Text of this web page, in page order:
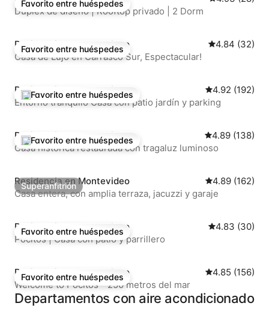
Favorito entre huéspedes
Favorito entre huéspedes
Dúplex de diseño | Rooftop privado | 2 Dorm
Favorito entre huéspedes
Favorito entre huéspedes
Residencia en Montevideo Calificación
4.84 (32)
Casa de Lujo en Carrasco Sur, Espectacular!
De los mejores en Favorito entre huéspedes
Favorito entre huéspedes
Residencia en Montevideo Calificación
4.92 (192)
Entorno tranquilo Casa con patio jardín y parking
De los mejores en Favorito entre huéspedes
Favorito entre huéspedes
Residencia en Montevideo Calificación
4.89 (138)
Casa histórica restaurada con tragaluz luminoso
Superanfitrión
Superanfitrión
Residencia en Montevideo Calificación
4.89 (162)
Casa entera, con amplia terraza, jacuzzi y garaje
Favorito entre huéspedes
Favorito entre huéspedes
Residencia en Montevideo Calificación
4.83 (30)
Pocitos | Casa con patio y parrillero
Favorito entre huéspedes
Favorito entre huéspedes
Residencia en Montevideo Calificación
4.85 (156)
Welcome to Pocitos - 250 metros del mar
Departamentos con aire acondicionado